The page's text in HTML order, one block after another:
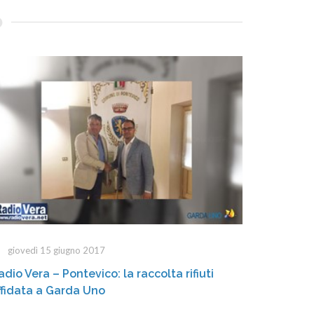
giovedì 15 giugno 2017
Vera – Pontevico: la raccolta rifiuti
a Garda Uno